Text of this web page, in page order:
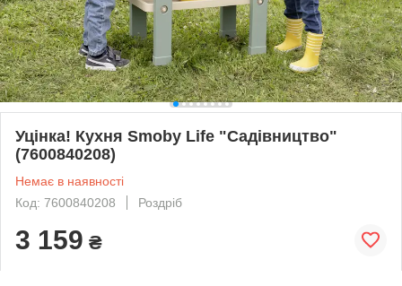
Уцінка! Кухня Smoby Life "Садівництво"
(7600840208)
Немає в наявності
Код: 7600840208
Роздріб
3 159 ₴